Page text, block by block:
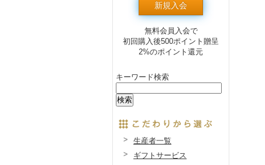
新規入会
無料会員入会で
初回購入後500ポイント贈呈
2%のポイント還元
キーワード検索
生産者一覧
ギフトサービス